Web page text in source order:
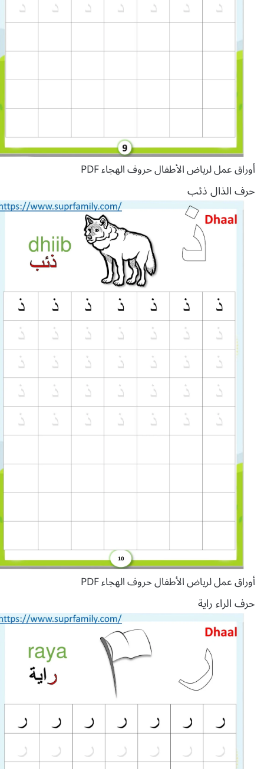
أوراق عمل لرياض الأطفال حروف الهجاء PDF
حرف الذال ذئب
أوراق عمل لرياض الأطفال حروف الهجاء PDF
حرف الراء راية